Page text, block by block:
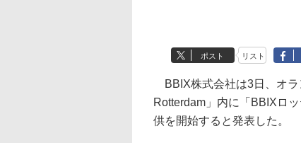
ポスト リスト
BBIX株式会社は3日、オラ
Rotterdam」内に「BBIXロ
供を開始すると発表した。